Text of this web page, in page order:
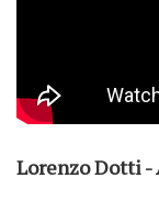
Lorenzo Dotti